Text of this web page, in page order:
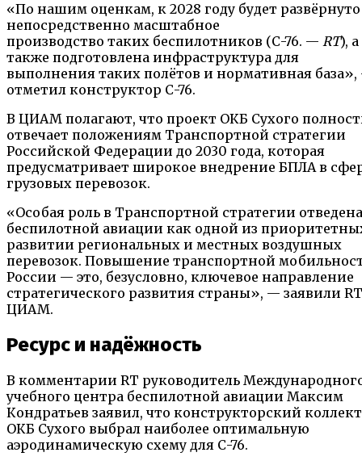
«По нашим оценкам, к 2028 году будет развёрнуто
непосредственно масштабное
производство таких беспилотников (С-76. — RT), а
также подготовлена инфраструктура для
выполнения таких полётов и нормативная
отметил конструктор С-76.
В ЦИАМ полагают, что проект ОКБ Сухого
отвечает положениям Транспортной стратегии
Российской Федерации до 2030 года, которая
предусматривает широкое внедрение БПЛА в
грузовых перевозок.
«Особая роль в Транспортной стратегии отведена
беспилотной авиации как одной из
развитии региональных и местных воздушных
перевозок. Повышение транспортной
России — это, безусловно, ключевое направление
стратегического развития страны», — заявили
ЦИАМ.
Ресурс и надёжность
В комментарии RT руководитель
учебного центра беспилотной авиации Максим
Кондратьев заявил, что конструкторский
ОКБ Сухого выбрал наиболее оптимальную
аэродинамическую схему для С-76.